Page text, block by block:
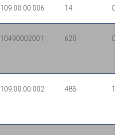
109.00.00.006 14
10490002001 620
109.00.00.002 485